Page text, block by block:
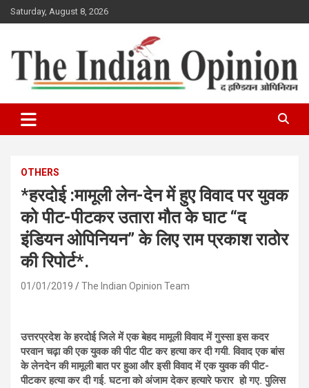
Skip
to
Saturday, August 8, 2026
Indian Opinion News
OTHERS
*हरदोई :मामूली लेन-देन में हुए विवाद पर युवक
को पीट-पीटकर उतारा मौत के घाट “द
इंडियन ओपिनियन” के लिए राम प्रकाश राठोर
की रिपोर्ट*.
01/01/2019 The Indian Opinion Team
उत्तरप्रदेश के हरदोई जिले में एक बेहद मामूली विवाद में गुस्सा इस कदर
परवान चढ़ा की एक युवक की पीट पीट कर हत्या कर दी गयी. विवाद एक बांस
के लेनदेन की मामूली बात पर हुआ और इसी विवाद में एक युवक की पीट-
पीटकर हत्या कर दी गई. घटना को अंजाम देकर हत्यारे फरार हो गए. पुलिस